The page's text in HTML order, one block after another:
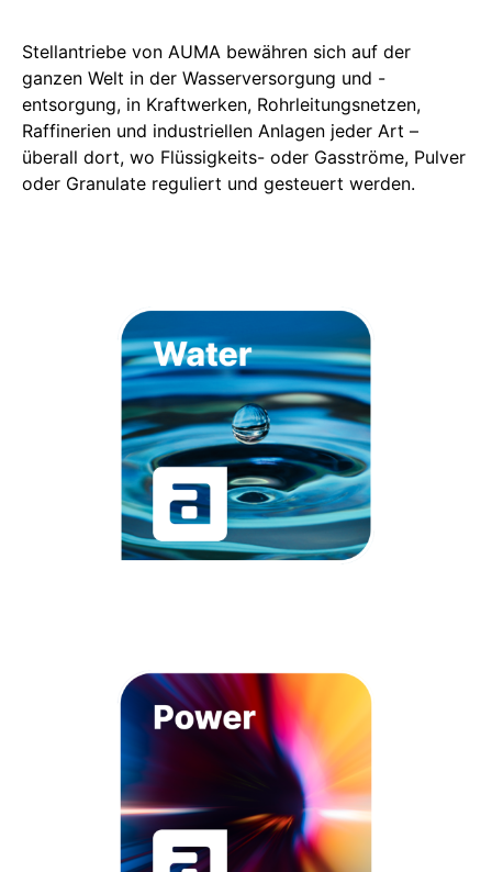
Stellantriebe von AUMA bewähren sich auf der
ganzen Welt in der Wasserversorgung und -
entsorgung, in Kraftwerken, Rohrleitungsnetzen,
Raffinerien und industriellen Anlagen jeder Art –
überall dort, wo Flüssigkeits- oder Gasströme, Pulver
oder Granulate reguliert und gesteuert werden.